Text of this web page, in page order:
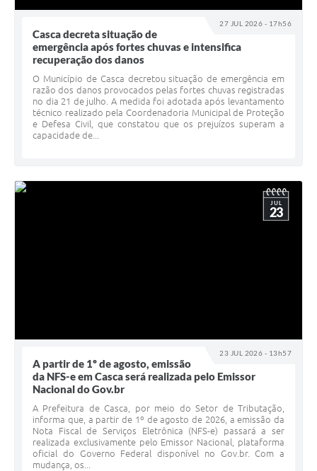
Contato
Turismo
27 JUL 2026 - 17h56
Casca decreta situação de
emergência após fortes chuvas e intensifica
recuperação dos danos
O Município de Casca decretou situação de emergência em
razão dos danos provocados pelas fortes chuvas registradas
no dia 21 de julho. A medida foi adotada após levantamento
técnico realizado pela Coordenadoria Municipal de Proteção
e Defesa Civil, que constatou que os prejuízos superam a
capacidade de...
23 JUL 2026 - 13h57
JUL
23
A partir de 1º de agosto, emissão
da NFS-e em Casca será realizada pelo Emissor
Nacional do Gov.br
A Prefeitura de Casca, por meio do Setor de Tributação,
informa que, a partir de 1º de agosto de 2026, a emissão da
Nota Fiscal de Serviços Eletrônica (NFS-e) passará a ser
realizada exclusivamente pelo Emissor Nacional, plataforma
oficial do Governo Federal disponível no Gov.br. Com a
mudança, os...